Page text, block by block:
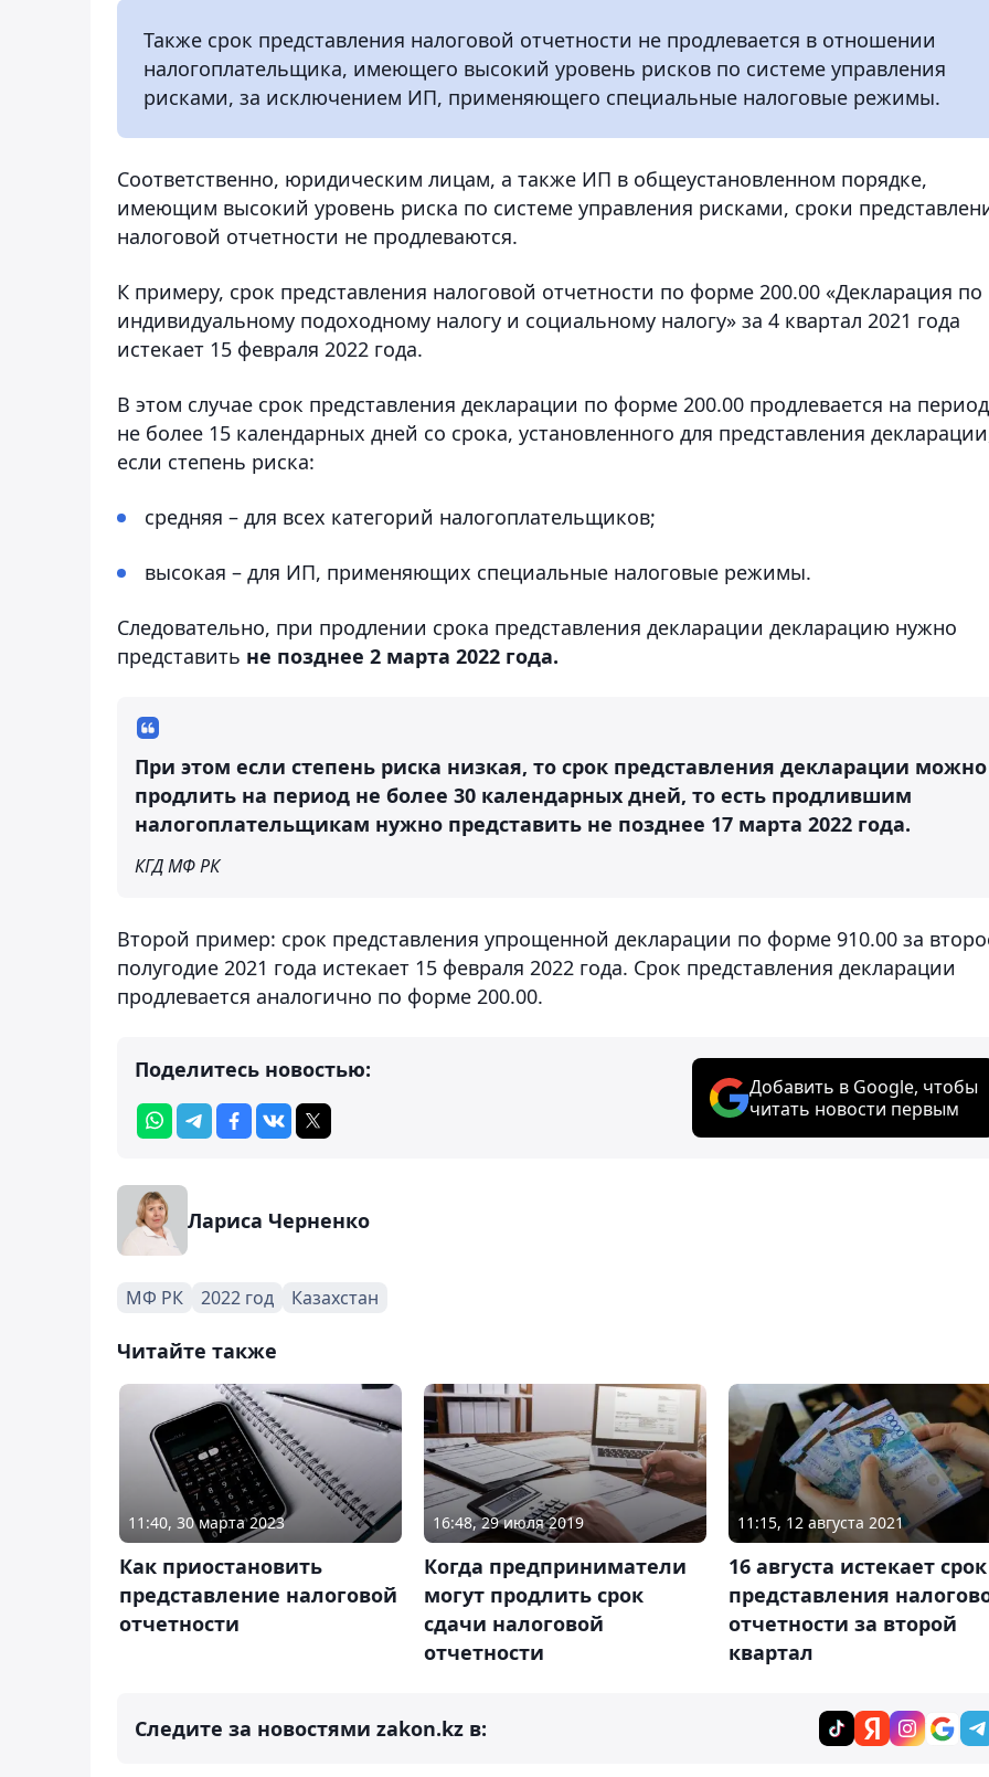
Также срок представления налоговой отчетности не продлевается в отношении
налогоплательщика, имеющего высокий уровень рисков по системе управления
рисками, за исключением ИП, применяющего специальные налоговые режимы.
Соответственно, юридическим лицам, а также ИП в общеустановленном порядке,
имеющим высокий уровень риска по системе управления рисками, сроки
налоговой отчетности не продлеваются.
К примеру, срок представления налоговой отчетности по форме 200.00 «Декларация по
индивидуальному подоходному налогу и социальному налогу» за 4 квартал 2021 года
истекает 15 февраля 2022 года.
В этом случае срок представления декларации по форме 200.00 продлевается на период
не более 15 календарных дней со срока, установленного для представления
если степень риска:
средняя – для всех категорий налогоплательщиков;
высокая – для ИП, применяющих специальные налоговые режимы.
Следовательно, при продлении срока представления декларации декларацию нужно
представить не позднее 2 марта 2022 года.
При этом если степень риска низкая, то срок представления декларации можно
продлить на период не более 30 календарных дней, то есть продлившим
налогоплательщикам нужно представить не позднее 17 марта 2022 года.
КГД МФ РК
Второй пример: срок представления упрощенной декларации по форме 910.00 за
полугодие 2021 года истекает 15 февраля 2022 года. Срок представления декларации
продлевается аналогично по форме 200.00.
Поделитесь новостью:
Добавить в Google, чтобы
читать новости первым
Лариса Черненко
МФ РК 2022 год Казахстан
Читайте также
11:40, 30 марта 2023
Как приостановить
представление налоговой
отчетности
16:48, 29 июля 2019
Когда предприниматели
могут продлить срок
сдачи налоговой
отчетности
11:15, 12 августа 2021
16 августа истекает срок
представления
отчетности за второй
квартал
Следите за новостями zakon.kz в: